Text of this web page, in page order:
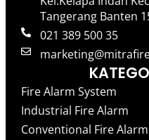
Tangerang Banten
021 389 500 35
Fire Alarm System
Industrial Fire Alarm
Conventional Fire Alarm